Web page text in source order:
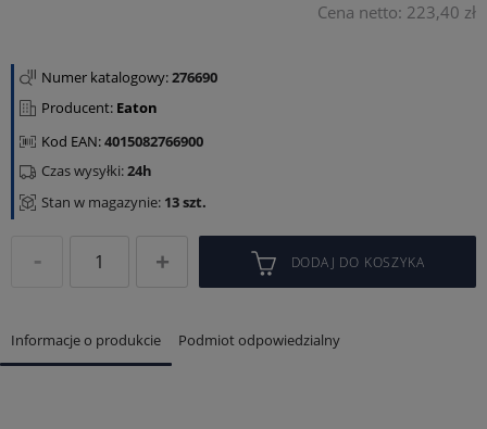
Cena netto: 223,40 zł
Numer katalogowy:276690
Producent: Eaton
Kod EAN:4015082766900
Stan w magazynie: 13 szt.
Czas wysyłki:24h
DODAJ DO KOSZYKA
Informacje o produkcie Podmiot odpowiedzialny